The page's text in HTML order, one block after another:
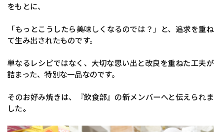
をもとに、
「もっとこうしたら美味しくなるのでは？」と、追求を重ね
て生み出されたものです。
単なるレシピではなく、大切な思い出と改良を重ねた工夫が
詰まった、特別な一品なのです。
そのお好み焼きは、『飲食部』の新メンバーへと伝えられま
した。